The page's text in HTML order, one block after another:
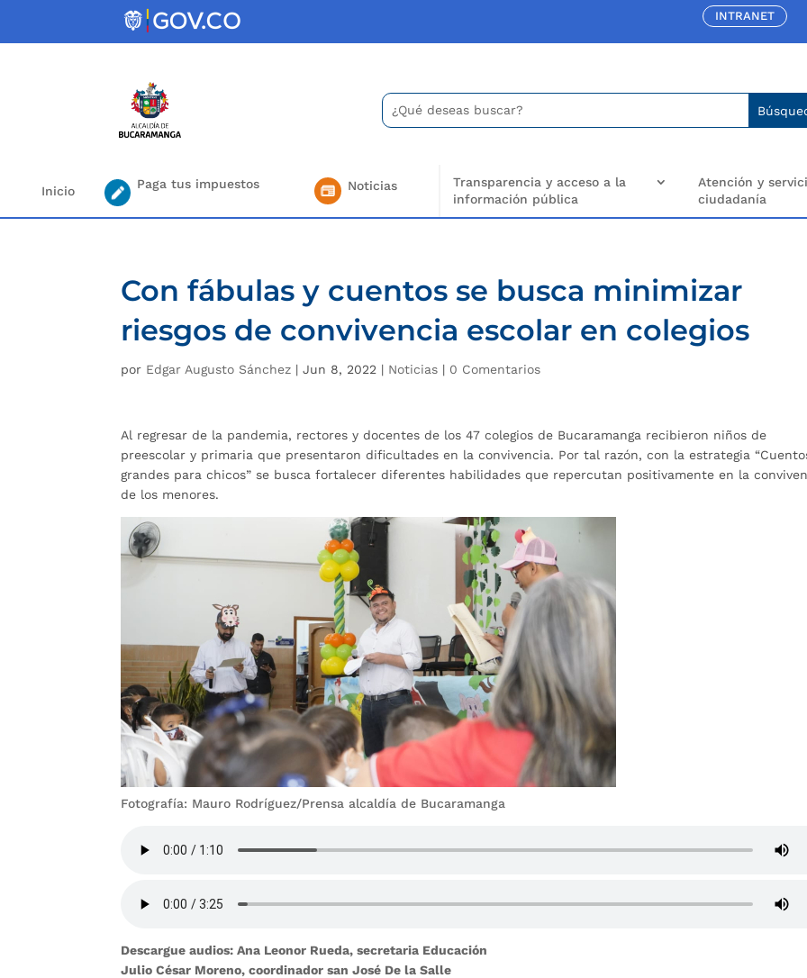
INTRANET
Buscar:
Search
for...
Inicio Paga tus impuestos Noticias
Transparencia y acceso a la
información pública
Atención y
ciudadanía
Con fábulas y cuentos se busca minimizar
riesgos de convivencia escolar en colegios
por Edgar Augusto Sánchez |Jun 8, 2022 | Noticias | 0 Comentarios
Al regresar de la pandemia, rectores y docentes de los 47 colegios de Bucaramanga recibieron niños de
preescolar y primaria que presentaron dificultades en la convivencia. Por tal razón, con la estrategia
grandes para chicos” se busca fortalecer diferentes habilidades que repercutan positivamente en la
de los menores.
Fotografía: Mauro Rodríguez/Prensa alcaldía de Bucaramanga
Descargue audios: Ana Leonor Rueda, secretaria Educación
Julio César Moreno, coordinador san José De la Salle